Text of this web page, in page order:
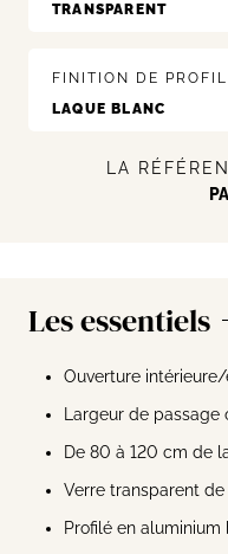
FINITION DE
LA
Les essentiels
Ouverture intérieure/
Largeur de passage
De 80 à 120 cm de
Verre transparent
Profilé en